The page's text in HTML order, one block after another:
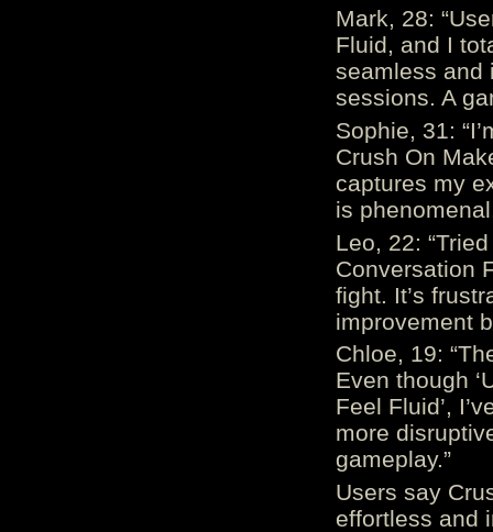
Mark, 28:
Fluid, and I
seamless and
sessions. A
Sophie, 31:
Crush On
captures my
is
Leo, 22:
Conversation
fight. It’s
improvement
Chloe, 19:
Even though
Feel Fluid’,
more
gameplay.”
Users say
effortless and